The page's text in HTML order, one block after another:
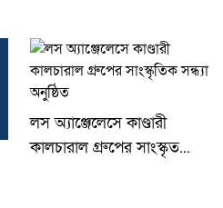
লস অ্যাঞ্জেলেসে কাণ্ডারী
কালচারাল গ্রুপের সাংস্কৃত...